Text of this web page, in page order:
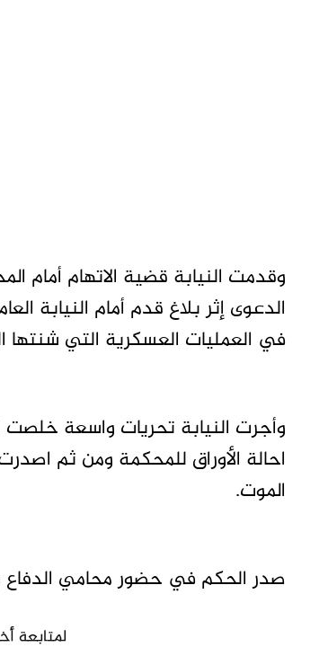
وقدمت النيابة قضية الاتهام أمام
الدعوى إثر بلاغ قدم أمام النيابة
في العمليات العسكرية التي شنتها
وأجرت النيابة تحريات واسعة خلصت
احالة الأوراق للمحكمة ومن ثم
الموت.
صدر الحكم في حضور محامي الدفاع